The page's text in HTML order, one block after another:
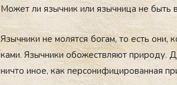
Может ли язычник или язычница не
Языч­ни­ки не мо­лят­ся бо­гам, то есть они,
ками. Языч­ни­ки обо­жест­вля­ют при­роду.
нич­то иное, как пер­со­нифи­циро­ван­ная